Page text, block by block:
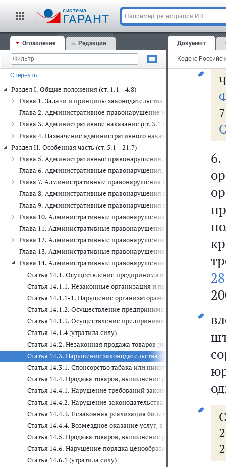
cистема
ГАРАНТ Например, регистрация ИП
Оглавление Редакции
Свернуть
Раздел I. Общие положения (ст. 1.1 - 4.8)
Глава 1. Задачи и принципы законодательства об
Глава 2. Административное правонарушение и административная
Глава 3. Административное наказание (ст. 3.1 - 3.14)
Глава 4. Назначение административного наказания (ст. 4.1 - 4.8)
Раздел II. Особенная часть (ст. 5.1 - 21.7)
Глава 5. Административные правонарушения, посягающие на
Глава 6. Административные правонарушения, посягающие на
Глава 7. Административные правонарушения в области охраны
Глава 8. Административные правонарушения в области охраны
Глава 9. Административные правонарушения в промышленности,
Глава 10. Административные правонарушения в сельском
Глава 11. Административные правонарушения на транспорте (ст.
Глава 12. Административные правонарушения в области
Глава 13. Административные правонарушения в области связи и
Глава 14. Административные правонарушения в области
Статья 14.1. Осуществление предпринимательской
Статья 14.1.1. Незаконные организация и проведение
Статья 14.1.1-1. Нарушение организаторами азартных игр в
Статья 14.1.2. Осуществление предпринимательской
Статья 14.1.3. Осуществление предпринимательской
Статья 14.1.4 (утратила силу)
Статья 14.2. Незаконная продажа товаров (иных вещей),
Статья 14.3. Нарушение законодательства о рекламе
Статья 14.3.1. Спонсорство табака или никотинсодержащей
Статья 14.4. Продажа товаров, выполнение работ либо
Статья 14.4.1. Нарушение требований законодательства в
Статья 14.4.2. Нарушение законодательства об обращении
Статья 14.4.3. Незаконная реализация билетов, абонементов
Статья 14.4.4. Возмездное оказание услуг, в том числе
Статья 14.5. Продажа товаров, выполнение работ либо
Статья 14.6. Нарушение порядка ценообразования
Статья 14.6.1 (утратила силу)
Документ
28